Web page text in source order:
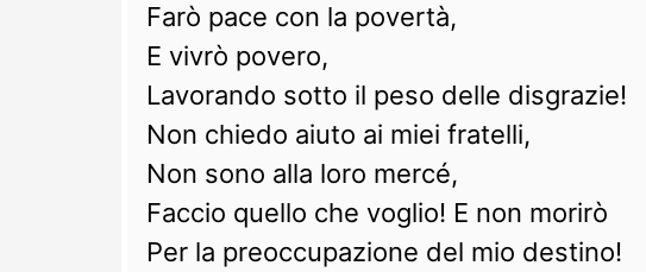
Farò pace con la povertà,
E vivrò povero,
Lavorando sotto il peso delle disgrazie!
Non chiedo aiuto ai miei fratelli,
Non sono alla loro mercé,
Faccio quello che voglio! E non morirò
Per la preoccupazione del mio destino!